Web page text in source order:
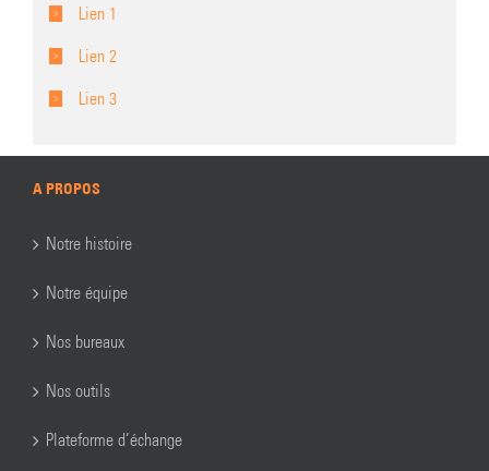
Lien 1
Lien 2
Lien 3
A PROPOS
Notre histoire
Notre équipe
Nos bureaux
Nos outils
Plateforme d’échange